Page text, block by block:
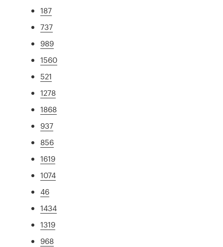
187
737
989
1560
521
1278
1868
937
856
1619
1074
46
1434
1319
968